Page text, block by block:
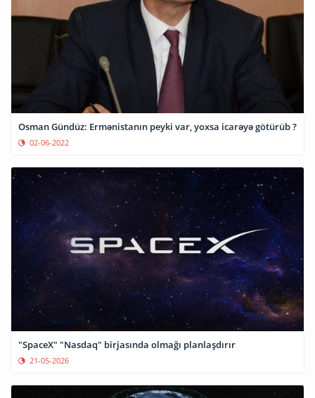
Osman Gündüz: Ermənistanın peyki var, yoxsa icarəyə götürüb ?
02-06-2022
"SpaceX" "Nasdaq" birjasında olmağı planlaşdırır
21-05-2026